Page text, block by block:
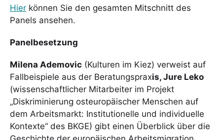
Hier können Sie den gesamten Mitschnitt des
Panels ansehen.
Panelbesetzung
Milena Ademovic (Kulturen im Kiez) verweist auf
Fallbeispiele aus der Beratungspraxis, Jure Leko
(wissenschaftlicher Mitarbeiter im Projekt
„Diskriminierung osteuropäischer Menschen auf
dem Arbeitsmarkt: Institutionelle und individuelle
Kontexte“ des BKGE) gibt einen Überblick über die